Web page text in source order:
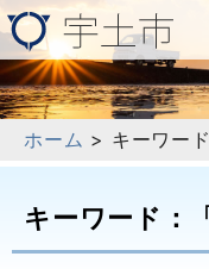
ホーム > キーワー
キーワード：